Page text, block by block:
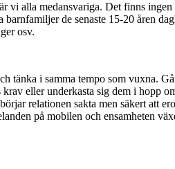
vi alla medansvariga. Det finns
de senaste 15-20 åren
osv.
i samma tempo som vuxna.
eller underkasta sig dem i hopp
relationen sakta men säkert att
på mobilen och ensamheten